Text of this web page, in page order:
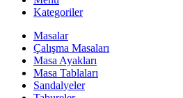
Kategoriler
Masalar
Çalışma Masaları
Masa Ayakları
Masa Tablaları
Sandalyeler